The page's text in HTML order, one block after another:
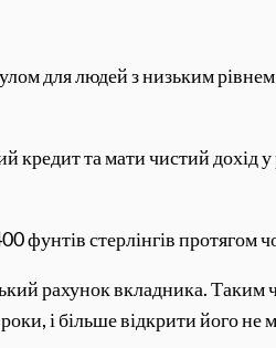
для людей з низьким рівнем
та мати чистий дохід у
фунтів стерлінгів протягом
рахунок вкладника.
і більше відкрити його не